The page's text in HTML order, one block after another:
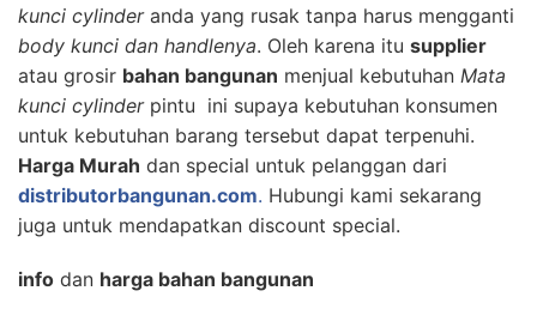
kunci cylinderanda yang rusak tanpa harus mengganti
body kunci dan handlenya. Oleh karena itu supplier
atau grosir bahan bangunan menjual kebutuhan Mata
kunci cylinderpintu ini supaya kebutuhan konsumen
untuk kebutuhan barang tersebut dapat terpenuhi.
Harga Murah dan special untuk pelanggan dari
distributorbangunan.com. Hubungi kami sekarang
juga untuk mendapatkan discount special.
info dan harga bahan bangunan